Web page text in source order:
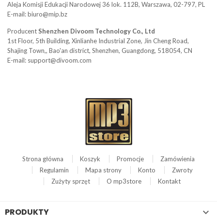
Aleja Komisji Edukacji Narodowej 36 lok. 112B, Warszawa, 02-797, PL
E-mail: biuro@mip.bz
ProducentShenzhen Divoom Technology Co., Ltd
1st Floor, 5th Building, Xinlianhe Industrial Zone, Jin Cheng Road,
Shajing Town,, Bao'an district, Shenzhen, Guangdong, 518054, CN
E-mail: support@divoom.com
Strona główna Koszyk Promocje
Zamówienia
Regulamin
Mapa strony Konto
Zwroty
Zużyty sprzęt
O mp3store Kontakt
PRODUKTY 